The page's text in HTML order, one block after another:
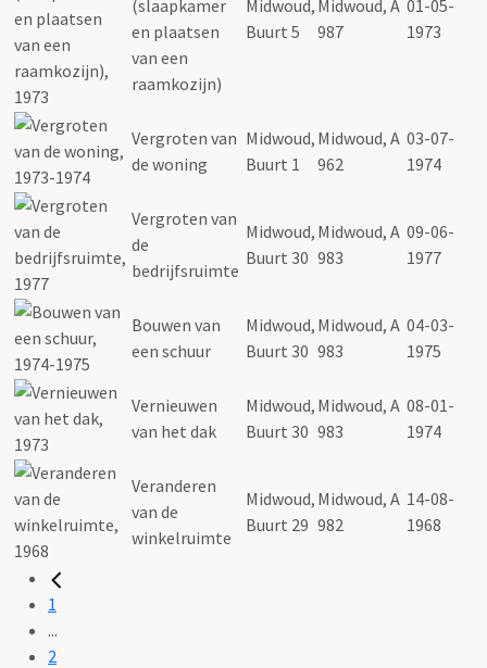
(slaapkamer
en plaatsen
van een
raamkozijn)
Midwoud,
Buurt 5
Midwoud, A
987
01-05-
1973
Vergroten van
de woning
Midwoud,
Buurt 1
Midwoud, A
962
03-07-
1974
Vergroten van
de
bedrijfsruimte
Midwoud,
Buurt 30
Midwoud, A
983
09-06-
1977
Bouwen van
een schuur
Midwoud,
Buurt 30
Midwoud, A
983
04-03-
1975
Vernieuwen
van het dak
Midwoud,
Buurt 30
Midwoud, A
983
08-01-
1974
Veranderen
van de
winkelruimte
Midwoud,
Buurt 29
Midwoud, A
982
14-08-
1968
1
...
2